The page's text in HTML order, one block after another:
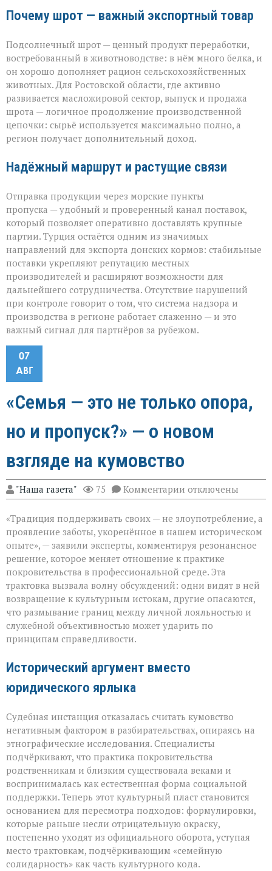
Почему шрот — важный экспортный товар
Подсолнечный шрот — ценный продукт переработки,
востребованный в животноводстве: в нём много белка, и
он хорошо дополняет рацион сельскохозяйственных
животных. Для Ростовской области, где активно
развивается масложировой сектор, выпуск и продажа
шрота — логичное продолжение производственной
цепочки: сырьё используется максимально полно, а
регион получает дополнительный доход.
Надёжный маршрут и растущие связи
Отправка продукции через морские пункты
пропуска — удобный и проверенный канал поставок,
который позволяет оперативно доставлять крупные
партии. Турция остаётся одним из значимых
направлений для экспорта донских кормов: стабильные
поставки укрепляют репутацию местных
производителей и расширяют возможности для
дальнейшего сотрудничества. Отсутствие нарушений
при контроле говорит о том, что система надзора и
производства в регионе работает слаженно — и это
важный сигнал для партнёров за рубежом.
07
АВГ
«Семья — это не только опора,
но и пропуск?» — о новом
взгляде на кумовство
"Наша газета" 75 Комментарии к
записи
не
только
но
и
пропуск?» — о
новом
взгляде
на
кумовство
отключены
«Традиция поддерживать своих — не злоупотребление, а
проявление заботы, укоренённое в нашем историческом
опыте», — заявили эксперты, комментируя резонансное
решение, которое меняет отношение к практике
покровительства в профессиональной среде. Эта
трактовка вызвала волну обсуждений: одни видят в ней
возвращение к культурным истокам, другие опасаются,
что размывание границ между личной лояльностью и
служебной объективностью может ударить по
принципам справедливости.
Исторический аргумент вместо
юридического ярлыка
Судебная инстанция отказалась считать кумовство
негативным фактором в разбирательствах, опираясь на
этнографические исследования. Специалисты
подчёркивают, что практика покровительства
родственникам и близким существовала веками и
воспринималась как естественная форма социальной
поддержки. Теперь этот культурный пласт становится
основанием для пересмотра подходов: формулировки,
которые раньше несли отрицательную окраску,
постепенно уходят из официального оборота, уступая
место трактовкам, подчёркивающим «семейную
солидарность» как часть культурного кода.